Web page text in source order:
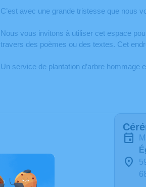
C’est avec une grande tristesse que nous
Nous vous invitons à utiliser cet espace
travers des poèmes ou des textes. Cet
Un service de plantation d’arbre hommage